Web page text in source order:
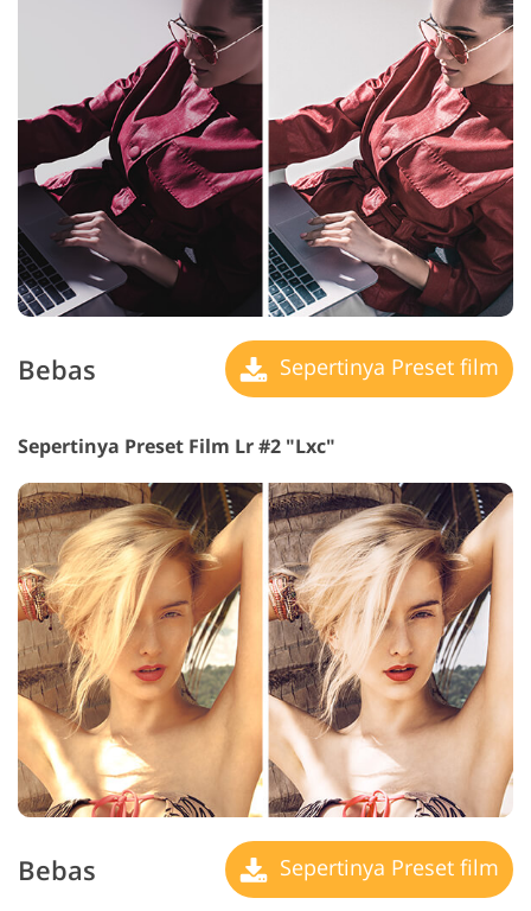
Bebas Sepertinya Preset film
Sepertinya Preset Film Lr #2 "Lxc"
Bebas Sepertinya Preset film